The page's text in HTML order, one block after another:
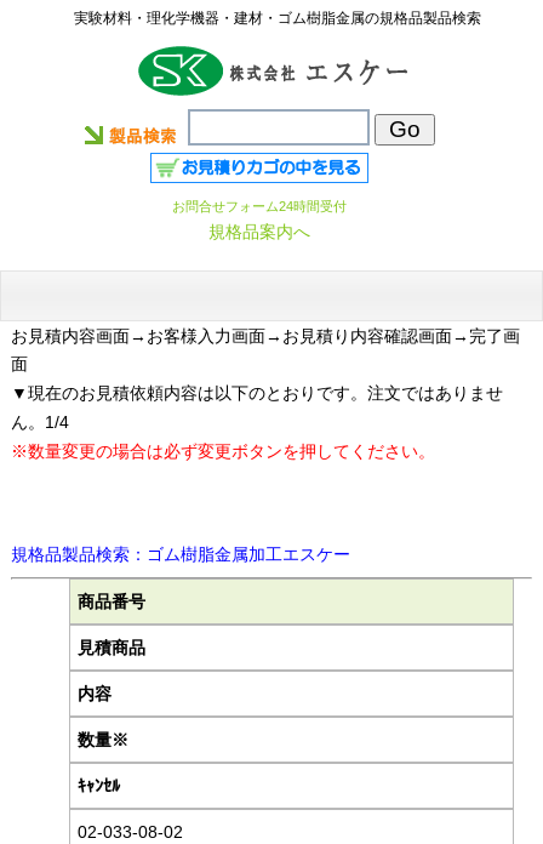
実験材料・理化学機器・建材・ゴム樹脂金属の規格品製品検索
お問合せフォーム24時間受付
規格品案内へ
お見積内容画面→お客様入力画面→お見積り内容確認画面→完了画
面
▼現在のお見積依頼内容は以下のとおりです。注文ではありませ
ん。1/4
※数量変更の場合は必ず変更ボタンを押してください。
規格品製品検索：ゴム樹脂金属加工エスケー
商品番号
見積商品
内容
数量※
ｷｬﾝｾﾙ
02-033-08-02